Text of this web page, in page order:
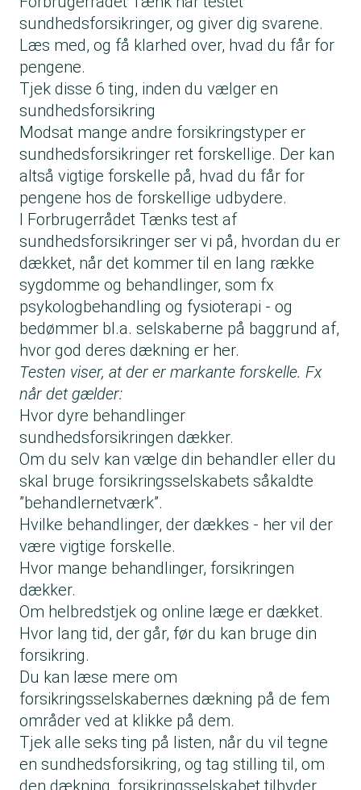
sundhedsforsikringer, og giver dig svarene.
Læs med, og få klarhed over, hvad du får for
pengene.
Tjek disse 6 ting, inden du vælger en
sundhedsforsikring
Modsat mange andre forsikringstyper er
sundhedsforsikringer ret forskellige. Der kan
altså vigtige forskelle på, hvad du får for
pengene hos de forskellige udbydere.
Forbrugerrådet Tænks test af
sundhedsforsikringer ser vi på, hvordan du er
dækket, når det kommer til en lang række
sygdomme og behandlinger, som fx
psykologbehandling og fysioterapi - og
bedømmer bl.a. selskaberne på baggrund af,
hvor god deres dækning er her.
Testen viser, at der er markante forskelle. Fx
når det gælder:
Hvor dyre behandlinger
sundhedsforsikringen dækker.
Om du selv kan vælge din behandler eller du
skal bruge forsikringsselskabets såkaldte
”behandlernetværk”.
Hvilke behandlinger, der dækkes - her vil der
være vigtige forskelle.
Hvor mange behandlinger, forsikringen
dækker.
Om helbredstjek og online læge er dækket.
Hvor lang tid, der går, før du kan bruge din
forsikring.
Du kan læse mere om
forsikringsselskabernes dækning på de fem
områder ved at klikke på dem.
Tjek alle seks ting på listen, når du vil tegne
en sundhedsforsikring, og tag stilling til, om